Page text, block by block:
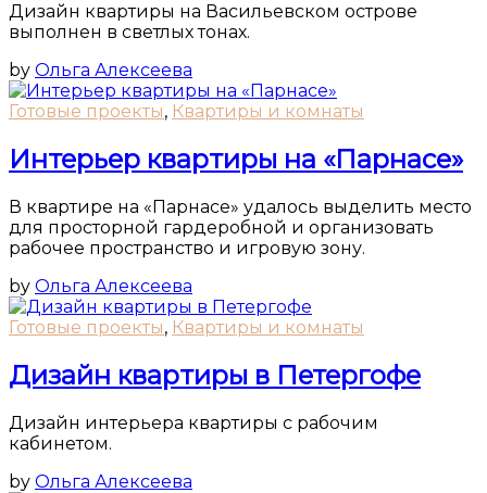
Дизайн квартиры на Васильевском острове
выполнен в светлых тонах.
by Ольга Алексеева
Готовые проекты, Квартиры и комнаты
Интерьер квартиры на «Парнасе»
В квартире на «Парнасе» удалось выделить место
для просторной гардеробной и организовать
рабочее пространство и игровую зону.
by Ольга Алексеева
Готовые проекты, Квартиры и комнаты
Дизайн квартиры в Петергофе
Дизайн интерьера квартиры с рабочим
кабинетом.
by Ольга Алексеева